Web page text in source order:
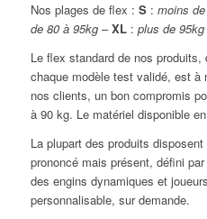
Nos plages de flex : S: moins
de 80 à 95kg–XL: plus de 95kg
Le flex standard de nos
chaque modèle test validé, est
nos clients, un bon compromis
à 90 kg. Le matériel disponible
La plupart des produits
prononcé mais présent, défini
des engins dynamiques et
personnalisable, sur demande.